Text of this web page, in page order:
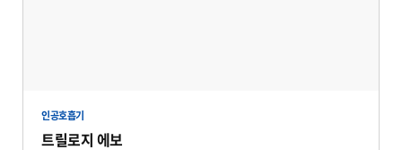
인공호흡기
트릴로지 에보